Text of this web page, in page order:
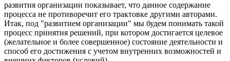
развития организации показывает, что данное содержание
процесса не противоречит его трактовке другими авторами.
Итак, под "развитием организации" мы будем понимать такой
процесс принятия решений, при котором достигается целевое
(желательное и более совершенное) состояние деятельности и
способ его достижения с учетом внутренних возможностей и